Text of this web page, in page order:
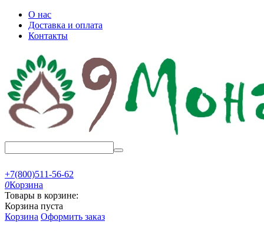
О нас
Доставка и оплата
Контакты
+7(800)511-56-62
0Корзина
Товары в корзине:
Корзина пуста
Корзина Оформить заказ